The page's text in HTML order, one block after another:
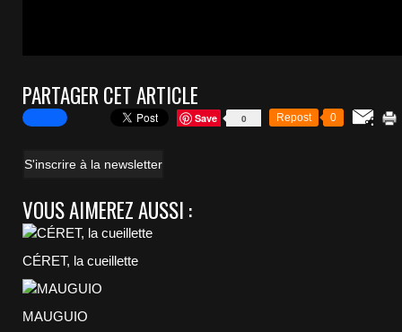
PARTAGER CET ARTICLE
0
Save Repost 0
S'inscrire à la newsletter
VOUS AIMEREZ AUSSI :
CÉRET, la cueillette
MAUGUIO